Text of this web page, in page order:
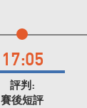
17:05
評判:
賽後短評